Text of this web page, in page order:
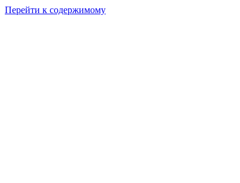
Перейти к содержимому